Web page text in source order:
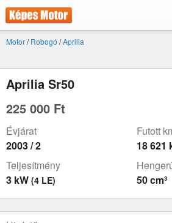
Motor/Robogó /Aprilia
Aprilia Sr50
225 000 Ft
Évjárat
2003 / 2
Futott
18 621
Teljesítmény
3 kW (4 LE)
50 cm³